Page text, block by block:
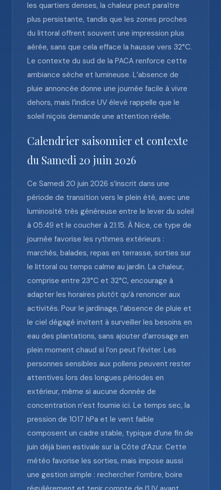
les quartiers denses, la chaleur peut paraître
plus persistante, tandis que les zones proches
du littoral offrent souvent une impression plus
aérée, sans que cela efface la hausse vers 32°C.
Le contexte du sud de la PACA renforce cette
ambiance sèche et lumineuse. L’absence de
pluie annoncée donne une journée facile à vivre
dehors, mais l’indice UV élevé rappelle que le
soleil niçois demande une attention réelle.
Calendrier saisonnier et contexte
du Samedi 20 juin 2026
Ce Samedi 20 juin 2026 s’inscrit dans une
période de transition vers le plein été, avec une
luminosité très généreuse entre le lever du soleil
à 05:49 et le coucher à 21:15. À Nice, ce type de
journée favorise les rythmes extérieurs :
marchés, balades, repas en terrasse, sorties sur
le littoral ou temps calme au jardin. La chaleur,
comprise entre 23°C et 32°C, encourage à
adapter les horaires plutôt qu’à renoncer aux
activités. Pour le jardinage, l’absence de pluie et
le ciel dégagé invitent à surveiller les besoins en
eau des plantations, sans ajouter d’arrosage en
plein moment chaud si l’on peut l’éviter. Les
personnes sensibles aux pollens peuvent rester
attentives lors des longues périodes en
extérieur, même si aucune donnée de
concentration n’est fournie ici. Le temps sec, la
pression de 1017 hPa et le vent faible
composent un cadre stable, typique d’une fin de
juin déjà bien estivale sur la Côte d’Azur. Cette
météo favorise les sorties, mais impose aussi
une gestion simple : rechercher l’ombre, boire